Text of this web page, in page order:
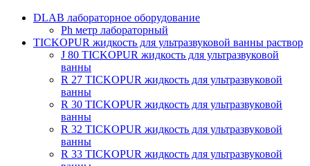
DLAB лабораторное оборудование
Рh метр лабораторный
TICKOPUR жидкость для ультразвуковой ванны раствор
J 80 TICKOPUR жидкость для ультразвуковой
ванны
R 27 TICKOPUR жидкость для ультразвуковой
ванны
R 30 TICKOPUR жидкость для ультразвуковой
ванны
R 32 TICKOPUR жидкость для ультразвуковой
ванны
R 33 TICKOPUR жидкость для ультразвуковой